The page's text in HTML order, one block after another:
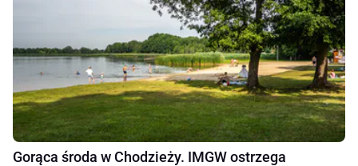
Gorąca środa w Chodzieży. IMGW ostrzega